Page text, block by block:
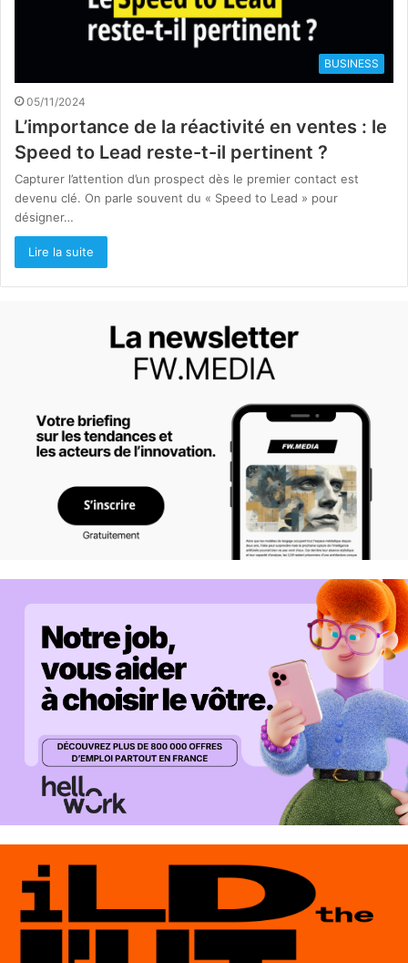
BUSINESS
05/11/2024
L’importance de la réactivité en ventes : le
Speed to Lead reste-t-il pertinent ?
Capturer l’attention d’un prospect dès le premier contact est
devenu clé. On parle souvent du « Speed to Lead » pour
désigner…
Lire la suite